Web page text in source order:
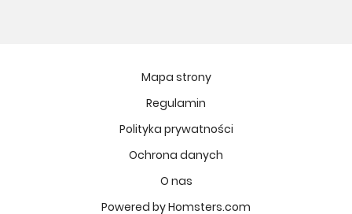
Murapol Osiedle Szafirove
MIASTECZKO NOVA FALA
Żywiecka Vita
Osiedle Art Park
Apartamenty Krakowska
Mapa strony
Regulamin
Polityka prywatności
Ochrona danych
O nas
Powered by Homsters.com